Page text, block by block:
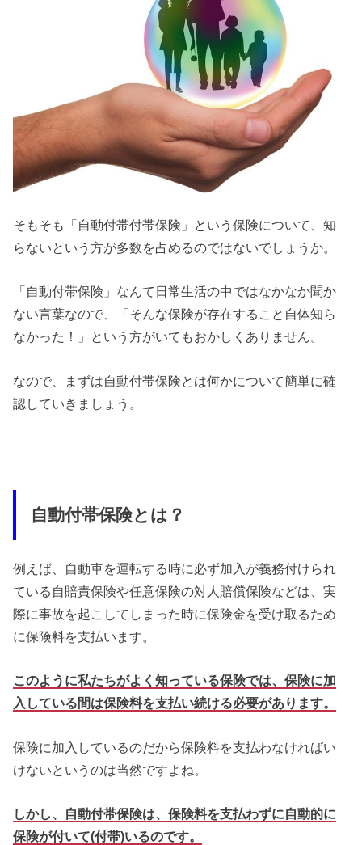
そもそも「自動付帯付帯保険」という保険について、知
らないという方が多数を占めるのではないでしょうか。
「自動付帯保険」なんて日常生活の中ではなかなか聞か
ない言葉なので、「そんな保険が存在すること自体知ら
なかった！」という方がいてもおかしくありません。
なので、まずは自動付帯保険とは何かについて簡単に確
認していきましょう。
自動付帯保険とは？
例えば、自動車を運転する時に必ず加入が義務付けられ
ている自賠責保険や任意保険の対人賠償保険などは、実
際に事故を起こしてしまった時に保険金を受け取るため
に保険料を支払います。
このように私たちがよく知っている保険では、保険に加
入している間は保険料を支払い続ける必要があります。
保険に加入しているのだから保険料を支払わなければい
けないというのは当然ですよね。
しかし、自動付帯保険は、保険料を支払わずに自動的に
保険が付いて(付帯)いるのです。